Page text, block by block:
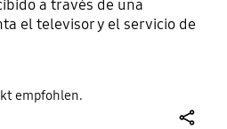
a través de una
el televisor y el servicio de
empfohlen.